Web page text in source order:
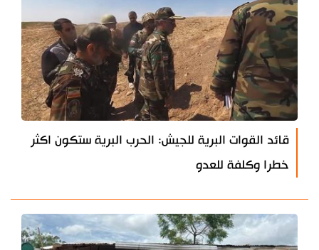
قائد القوات البرية للجيش: الحرب البرية ستكون اكثر
خطرا وكلفة للعدو